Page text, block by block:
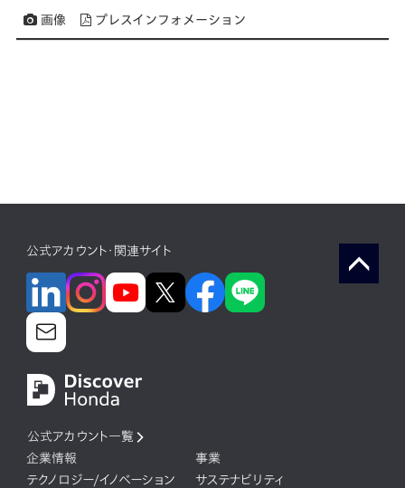
画像 プレスインフォメーション
公式アカウント・関連サイト
公式アカウント一覧
企業情報
事業
テクノロジー/イノベーション
サステナビリティ